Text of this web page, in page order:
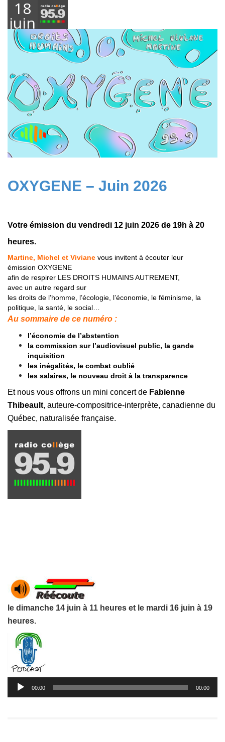
18
juin
2026
OXYGENE – Juin 2026
Votre émission du vendredi 12 juin 2026 de 19h à 20
heures.
Martine, Michel et Viviane vous invitent à écouter leur
émission OXYGENE
afin de respirer LES DROITS HUMAINS AUTREMENT,
avec un autre regard sur
les droits de l’homme, l’écologie, l’économie, le féminisme, la
politique, la santé, le social…
Au sommaire de ce numéro :
l’économie de l’abstention
la commission sur l’audiovisuel public, la gande
inquisition
les inégalités, le combat oublié
les salaires, le nouveau droit à la transparence
Et nous vous offrons un mini concert de Fabienne
Thibeault, auteure-compositrice-interprète, canadienne du
Québec, naturalisée française.
le dimanche 14 juin à 11 heures et le mardi 16 juin à 19
heures.
Lecteur
audio
00:00 00:00